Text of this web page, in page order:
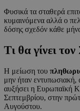
Φυσικά τα σταθερά
κυμαινόμενα αλλά ο
δόσης σχεδόν κάθε
Τι θα γίνει
Η μείωση του
μην ήταν εντυπωσιακή,
αυξήσει η Ευρωπαϊκή
Σεπτεμβρίου, στην
Αυγούστου.